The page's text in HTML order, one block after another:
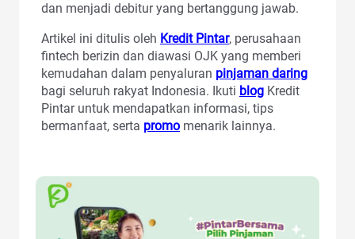
dan menjadi debitur yang bertanggung jawab.
Artikel ini ditulis oleh Kredit Pintar, perusahaan
fintech berizin dan diawasi OJK yang memberi
kemudahan dalam penyaluran pinjaman daring
bagi seluruh rakyat Indonesia. Ikuti blog Kredit
Pintar untuk mendapatkan informasi, tips
bermanfaat, serta promo menarik lainnya.